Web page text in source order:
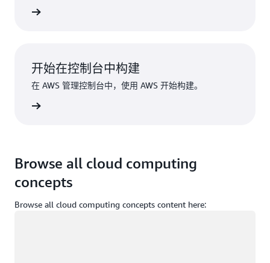
开始在控制台中构建
在 AWS 管理控制台中，使用 AWS 开始构建。
Browse all cloud computing
concepts
Browse all cloud computing concepts content here: